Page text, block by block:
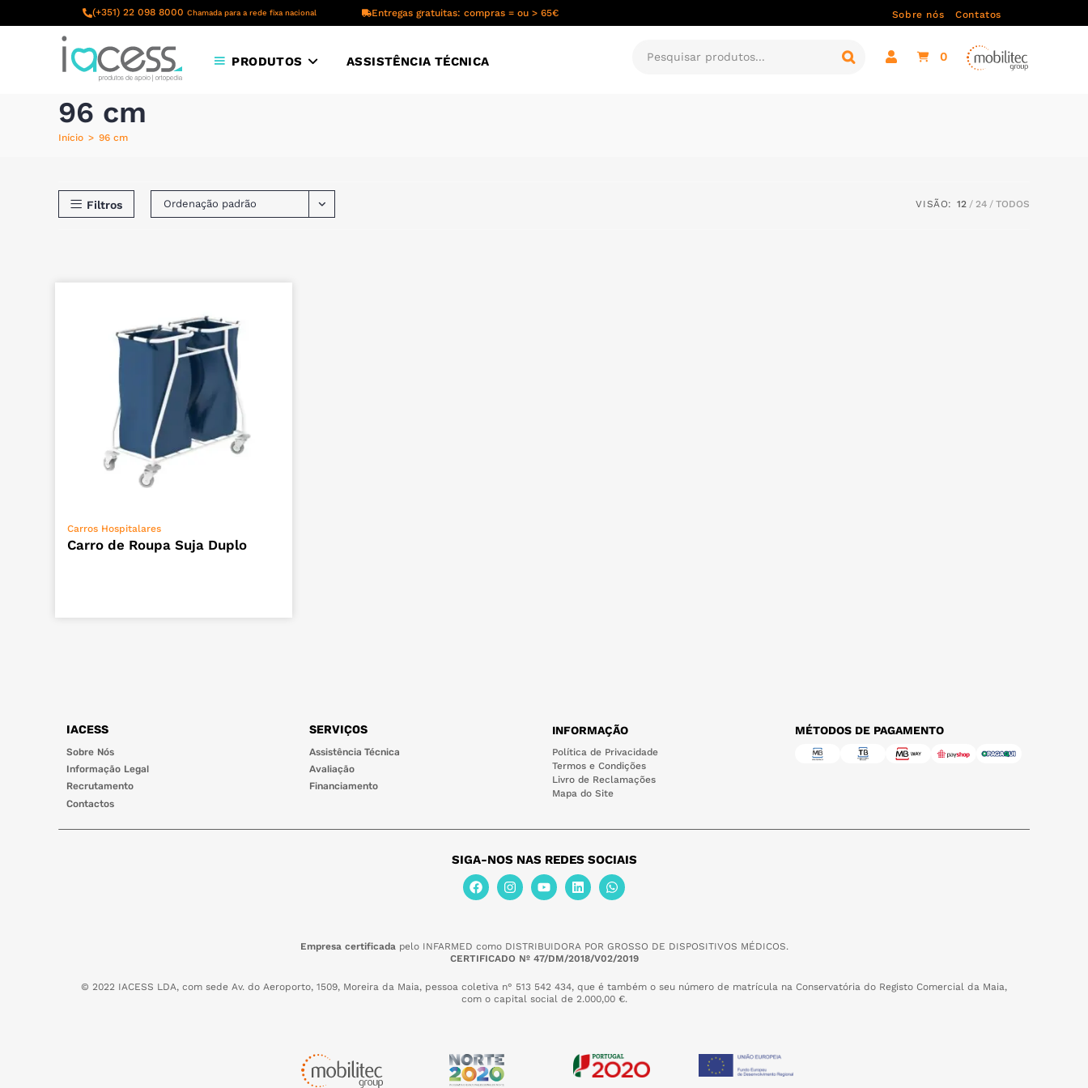
(+351) 22 098 8000 Chamada para a rede fixa nacional Entregas gratuitas: compras = ou > 65€ Sobre nós Contatos
0
PRODUTOS ASSISTÊNCIA TÉCNICA
96 cm
Início > 96 cm
Filtros Ordenação padrão VISÃO: 12 24 TODOS
VER OPÇÕES
Carros Hospitalares
Carro de Roupa Suja Duplo
IACESS
Sobre Nós
Informação Legal
Recrutamento
Contactos
SERVIÇOS
Assistência Técnica
Avaliação
Financiamento
INFORMAÇÃO
Política de Privacidade
Termos e Condições
Livro de Reclamações
Mapa do Site
MÉTODOS DE PAGAMENTO
SIGA-NOS NAS REDES SOCIAIS
Empresa certificadapelo INFARMED como DISTRIBUIDORA POR GROSSO DE DISPOSITIVOS MÉDICOS.
CERTIFICADO Nº 47/DM/2018/V02/2019
© 2022 IACESS LDA, com sede Av. do Aeroporto, 1509, Moreira da Maia, pessoa coletiva n° 513 542 434, que é também o seu número de matrícula na Conservatória do Registo Comercial da Maia,
com o capital social de 2.000,00 €.